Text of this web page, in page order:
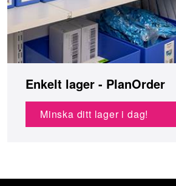
Enkelt lager - PlanOrder
Minska ditt lager i dag!